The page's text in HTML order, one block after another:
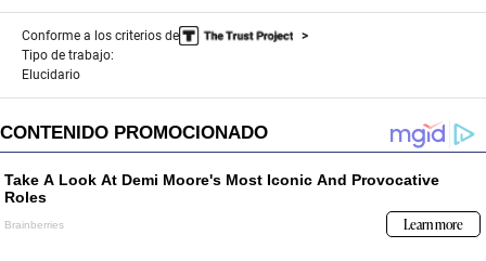
Conforme a los criterios de
Tipo de trabajo:
Elucidario